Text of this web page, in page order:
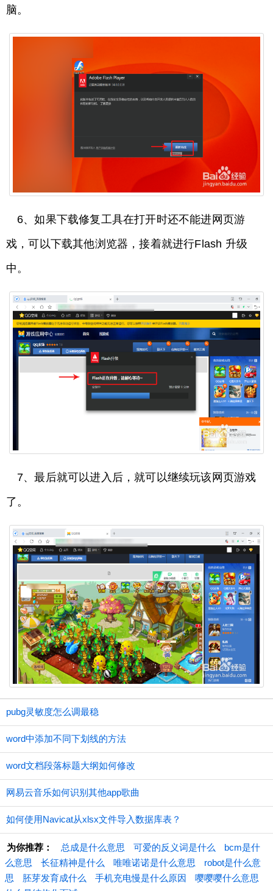
脑。
6、如果下载修复工具在打开时还不能进网页游
戏，可以下载其他浏览器，接着就进行Flash 升级
中。
7、最后就可以进入后，就可以继续玩该网页游戏
了。
pubg灵敏度怎么调最稳
word中添加不同下划线的方法
word文档段落标题大纲如何修改
网易云音乐如何识别其他app歌曲
如何使用Navicat从xlsx文件导入数据库表？
为你推荐： 总成是什么意思 可爱的反义词是什么
bcm是什
么意思
长征精神是什么 唯唯诺诺是什么意思
robot是什么意
思
胚芽发育成什么 手机充电慢是什么原因
嘤嘤嘤什么意思